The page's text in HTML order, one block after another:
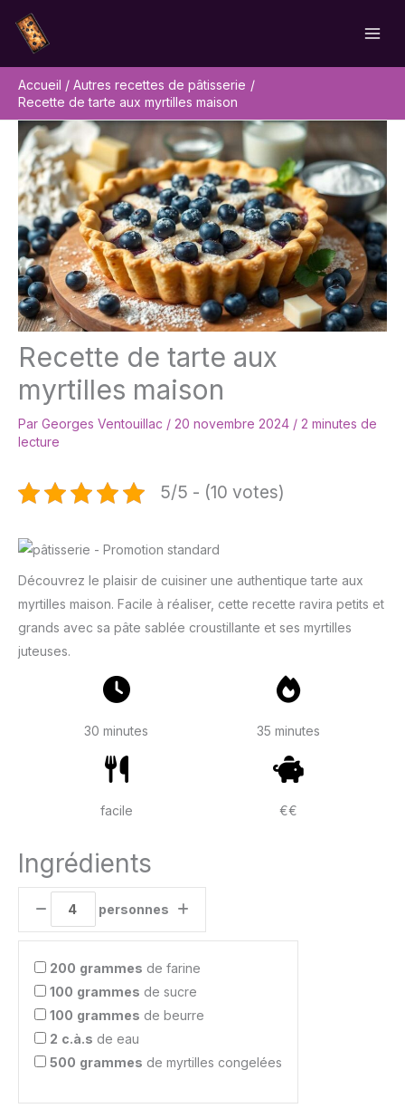
contenu
Accueil
Autres recettes de pâtisserie
Recette de tarte aux myrtilles maison
Recette de tarte aux
myrtilles maison
Par Georges Ventouillac / 20 novembre 2024 / 2 minutes de
lecture
5/5 - (10 votes)
Découvrez le plaisir de cuisiner une authentique tarte aux
myrtilles maison. Facile à réaliser, cette recette ravira petits et
grands avec sa pâte sablée croustillante et ses myrtilles
juteuses.
30 minutes 35 minutes
facile €€
Ingrédients
personnes
200 grammes de farine
100 grammes de sucre
100 grammes de beurre
2 c.à.s de eau
500 grammes de myrtilles congelées
Rechercher